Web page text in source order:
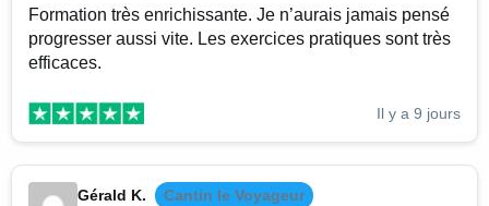
Formation très enrichissante. Je n’aurais jamais pensé
progresser aussi vite. Les exercices pratiques sont très
efficaces.
Il y a 9 jours
Gérald K.
Cantin le Voyageur